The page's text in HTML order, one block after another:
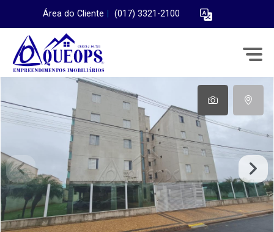
Área do Cliente (017) 3321-2100